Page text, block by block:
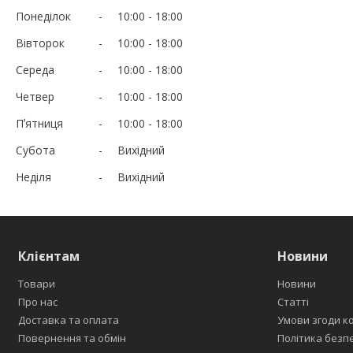
Понеділок 10:00
18:00
Вівторок
10:00
18:00
Середа
10:00
18:00
Четвер
10:00
18:00
Пʼятниця
10:00
18:00
Субота
Вихідний
Неділя
Вихідний
Клієнтам
Товари
Про нас
Доставка та оплата
Повернення та обмін
Новини
Новини
Статті
Умови згоди
Політика